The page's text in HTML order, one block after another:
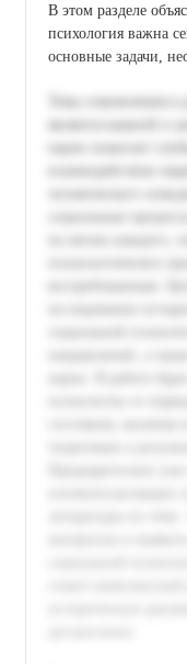
В этом разделе
психология важна
основные задачи,